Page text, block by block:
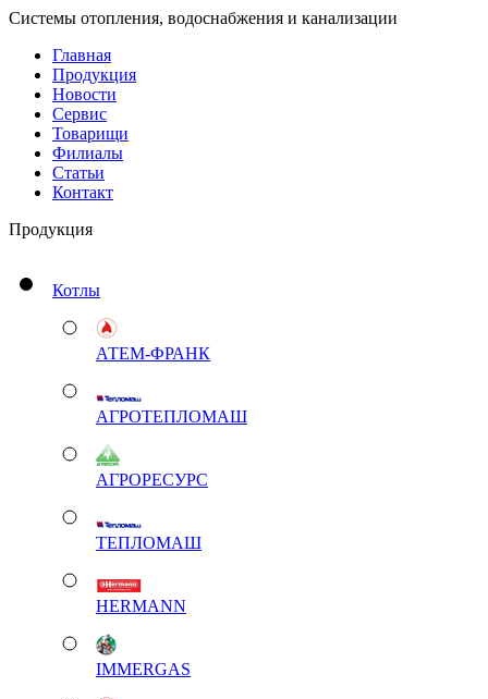
Системы отопления, водоснабжения и канализации
Главная
Продукция
Новости
Сервис
Товарищи
Филиалы
Статьи
Контакт
Продукция
Котлы
АТЕМ-ФРАНК
АГРОТЕПЛОМАШ
АГРОРЕСУРС
ТЕПЛОМАШ
HERMANN
IMMERGAS